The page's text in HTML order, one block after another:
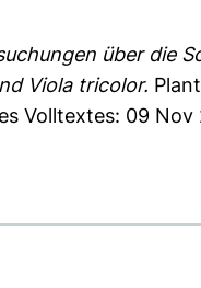
über die
Viola tricolor.
Volltextes: 09 Nov